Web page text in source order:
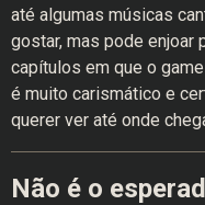
até algumas músicas
gostar, mas pode enjoar
capítulos em que o
é muito carismático e
querer ver até onde
Não é o